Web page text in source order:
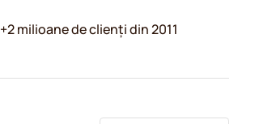
+2 milioane de clienți din 2011